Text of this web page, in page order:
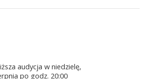
audycja w niedzielę,
po godz. 20:00